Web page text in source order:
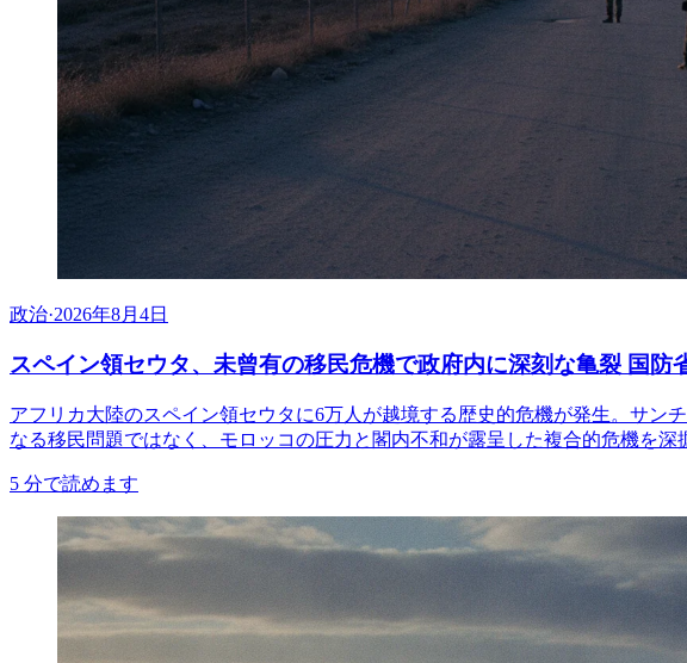
政治·2026年8月4日
スペイン領セウタ、未曾有の移民危機で政府内に深刻な亀裂 国防
アフリカ大陸のスペイン領セウタに6万人が越境する歴史的危機が発生。サ
なる移民問題ではなく、モロッコの圧力と閣内不和が露呈した複合的危機を深
5 分で読めます